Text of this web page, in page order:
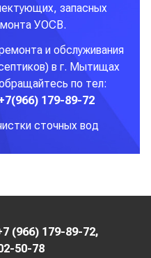
запасных
УОСВ.
и обслуживания
в г. Мытищах
по тел:
179-89-72
сточных вод
(966) 179-89-72,
50-78